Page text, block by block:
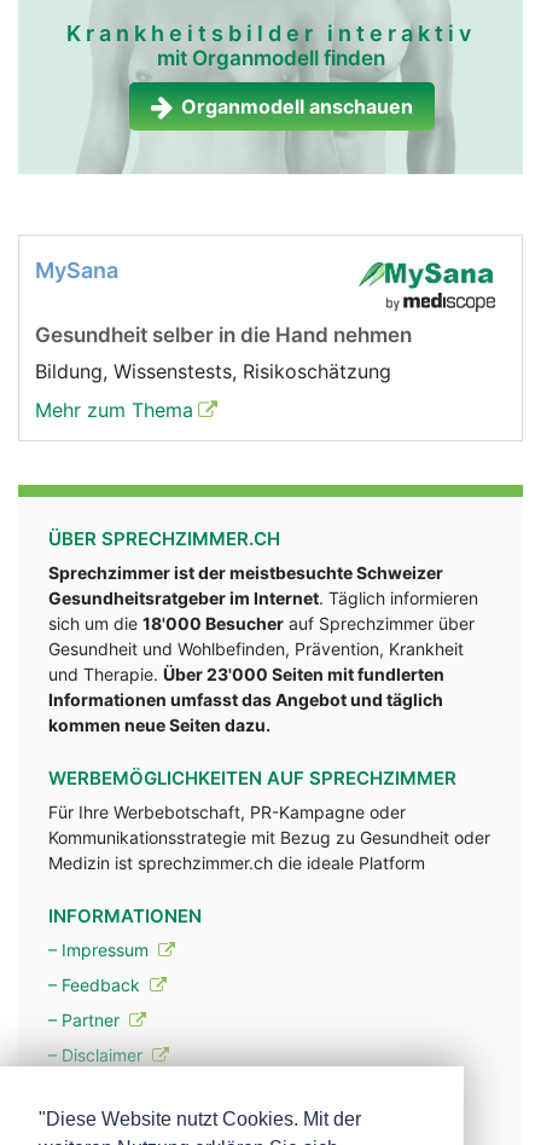
Krankheitsbilder interaktiv
mit Organmodell finden
Organmodell anschauen
MySana
Gesundheit selber in die Hand nehmen
Bildung, Wissenstests, Risikoschätzung
Mehr zum Thema
ÜBER SPRECHZIMMER.CH
Sprechzimmer ist der meistbesuchte Schweizer
Gesundheitsratgeber im Internet. Täglich informieren
sich um die 18'000 Besucher auf Sprechzimmer über
Gesundheit und Wohlbefinden, Prävention, Krankheit
und Therapie. Über 23'000 Seiten mit fundlerten
Informationen umfasst das Angebot und täglich
kommen neue Seiten dazu.
WERBEMÖGLICHKEITEN AUF SPRECHZIMMER
Für Ihre Werbebotschaft, PR-Kampagne oder
Kommunikationsstrategie mit Bezug zu Gesundheit oder
Medizin ist sprechzimmer.ch die ideale Platform
INFORMATIONEN
– Impressum
– Feedback
– Partner
– Disclaimer
"Diese Website nutzt Cookies. Mit der